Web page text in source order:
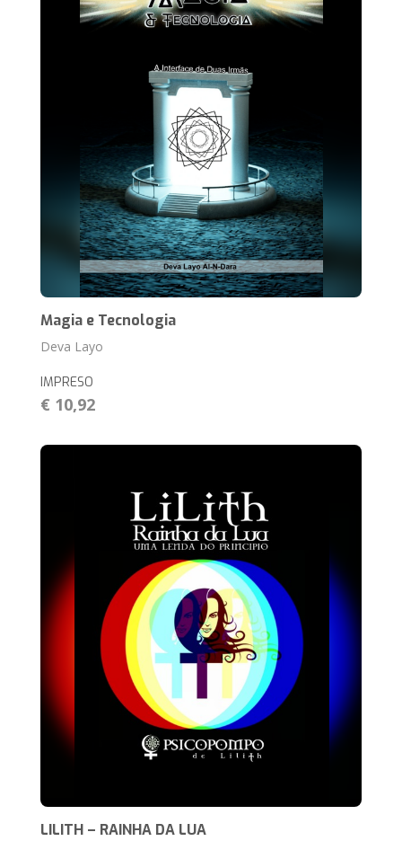
Magia e Tecnologia
Deva Layo
IMPRESO
€ 10,92
LILITH – RAINHA DA LUA